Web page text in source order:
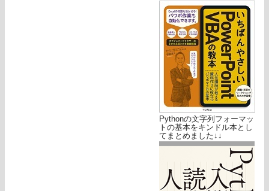
Pythonの文字列フォーマッ
トの基本をキンドル本とし
てまとめました↓↓